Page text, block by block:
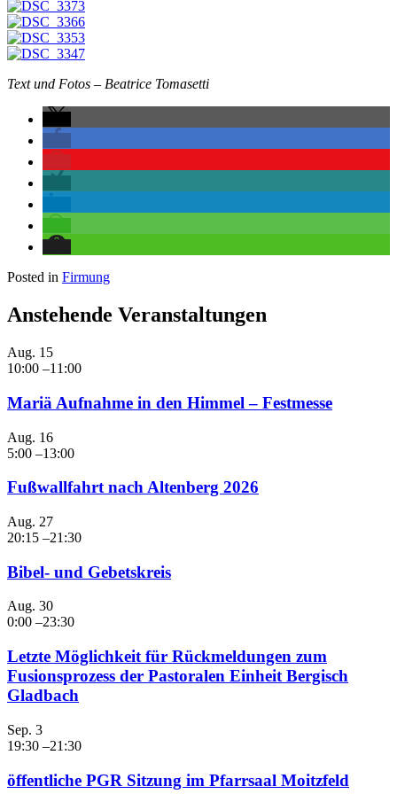
Text und Fotos – Beatrice Tomasetti
Posted in Firmung
Anstehende Veranstaltungen
Aug. 15
10:00 –11:00
Mariä Aufnahme in den Himmel – Festmesse
Aug. 16
5:00 –13:00
Fußwallfahrt nach Altenberg 2026
Aug. 27
20:15 –21:30
Bibel- und Gebetskreis
Aug. 30
0:00 –23:30
Letzte Möglichkeit für Rückmeldungen zum
Fusionsprozess der Pastoralen Einheit Bergisch
Gladbach
Sep. 3
19:30 –21:30
öffentliche PGR Sitzung im Pfarrsaal Moitzfeld